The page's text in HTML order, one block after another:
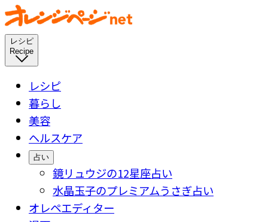
レシピ
Recipe
レシピ
暮らし
美容
ヘルスケア
占い
鏡リュウジの12星座占い
水晶玉子のプレミアムうさぎ占い
オレペエディター